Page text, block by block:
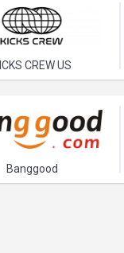
CREW US
Banggood